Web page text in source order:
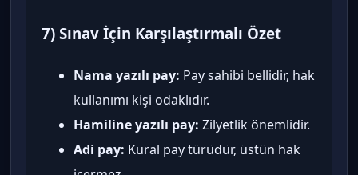
7) Sınav İçin Karşılaştırmalı Özet
Nama yazılı pay: Pay sahibi bellidir, hak
kullanımı kişi odaklıdır.
Hamiline yazılı pay: Zilyetlik önemlidir.
Adi pay: Kural pay türüdür, üstün hak